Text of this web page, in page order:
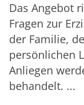
Das Angebot
Fragen zur
der Familie,
persönlichen
Anliegen
behandelt. ...